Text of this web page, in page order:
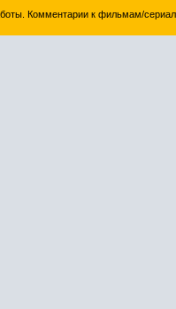
Комментарии к фильмам/